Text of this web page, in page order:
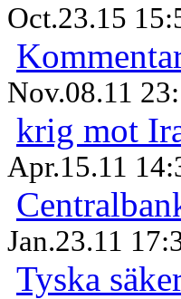
Oct.23.15
Nov.08.11
krig mot
Apr.15.11
Jan.23.11
Tyska